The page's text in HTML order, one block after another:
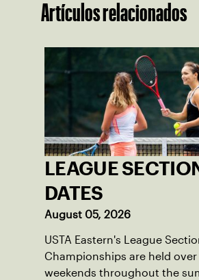
Artículos relacionados
LEAGUE
DATES
August 05, 2026
USTA Eastern's League
Championships are held
weekends throughout the